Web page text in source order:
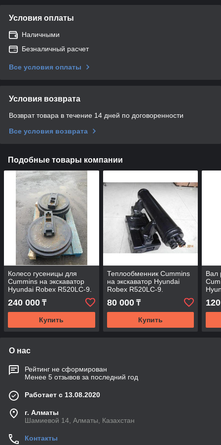
Условия оплаты
Наличными
Безналичный расчет
Все условия оплаты
Условия возврата
Возврат товара в течение 14 дней по договоренности
Все условия возврата
Подобные товары компании
Колесо гусеницы для
Cummins на экскаватор
Hyundai Robex R520LC-9.
240 000 ₸
Купить
Теплообменник Cummins
на экскаватор Hyundai
Robex R520LC-9.
80 000₸
Купить
Вал
О нас
Рейтинг не сформирован
Менее 5 отзывов за последний год
Работает с 13.08.2020
г. Алматы
Шамиевой 14, Алматы, Казахстан
Контакты